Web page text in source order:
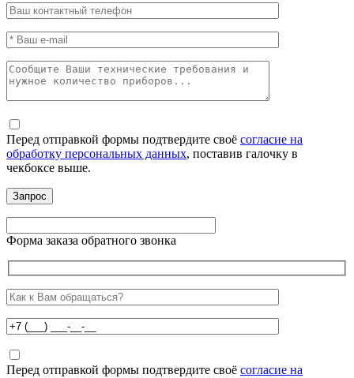
Перед отправкой формы подтвердите своё согласие на
обработку персональных данных, поставив галочку в
чекбоксе выше.
Форма заказа обратного звонка
Перед отправкой формы подтвердите своё согласие на